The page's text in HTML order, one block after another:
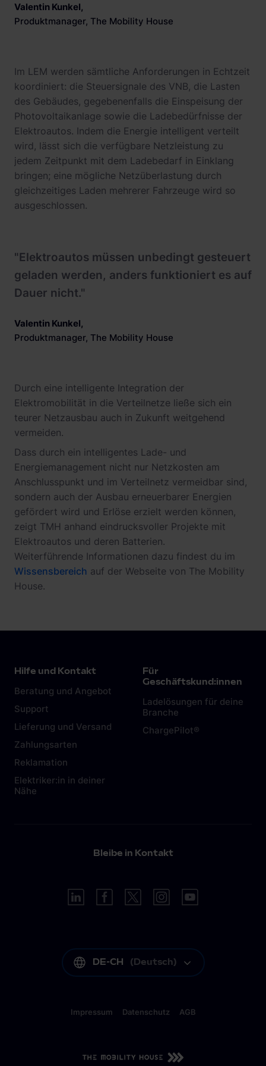
Valentin Kunkel,
Produktmanager, The Mobility House
Im LEM werden sämtliche Anforderungen in Echtzeit
koordiniert: die Steuersignale des VNB, die Lasten
des Gebäudes, gegebenenfalls die Einspeisung der
Photovoltaikanlage sowie die Ladebedürfnisse der
Elektroautos. Indem die Energie intelligent verteilt
wird, lässt sich die verfügbare Netzleistung zu
jedem Zeitpunkt mit dem Ladebedarf in Einklang
bringen; eine mögliche Netzüberlastung durch
gleichzeitiges Laden mehrerer Fahrzeuge wird so
ausgeschlossen.
"Elektroautos müssen unbedingt gesteuert
geladen werden, anders funktioniert es auf
Dauer nicht."
Valentin Kunkel,
Produktmanager, The Mobility House
Durch eine intelligente Integration der
Elektromobilität in die Verteilnetze ließe sich ein
teurer Netzausbau auch in Zukunft weitgehend
vermeiden.
Dass durch ein intelligentes Lade- und
Energiemanagement nicht nur Netzkosten am
Anschlusspunkt und im Verteilnetz vermeidbar sind,
sondern auch der Ausbau erneuerbarer Energien
gefördert wird und Erlöse erzielt werden können,
zeigt TMH anhand eindrucksvoller Projekte mit
Elektroautos und deren Batterien.
Weiterführende Informationen dazu findest du im
Wissensbereich auf der Webseite von The Mobility
House.
Hilfe und Kontakt
Beratung und Angebot
Support
Lieferung und Versand
Zahlungsarten
Reklamation
Elektriker:in in deiner
Nähe
Für
Geschäftskund:innen
Ladelösungen für deine
Branche
ChargePilot®
Bleibe in Kontakt
DE-CH (Deutsch)
Impressum Datenschutz AGB